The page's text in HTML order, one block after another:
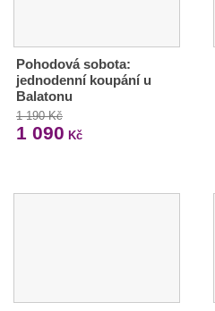
Pohodová sobota:
jednodenní koupání u
Balatonu
1 190 Kč
1 090 Kč